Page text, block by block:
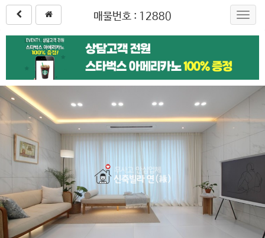
매물번호 : 12880